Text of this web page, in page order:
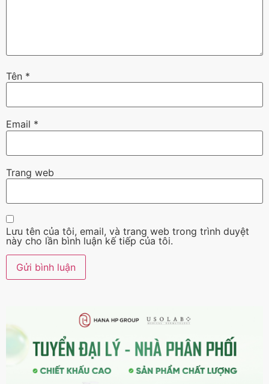
Tên *
Email *
Trang web
Lưu tên của tôi, email, và trang web trong trình duyệt
này cho lần bình luận kế tiếp của tôi.